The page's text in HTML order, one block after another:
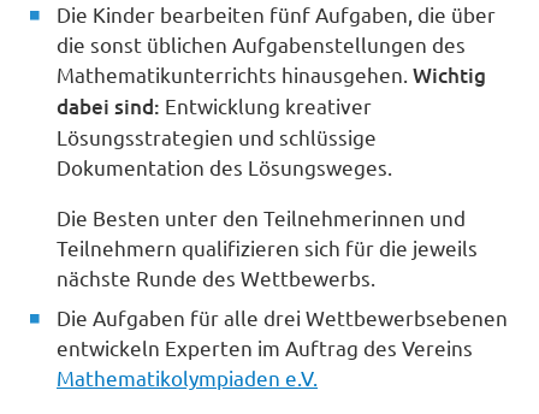
Die Kinder bearbeiten fünf Aufgaben, die über
die sonst üblichen Aufgabenstellungen des
Mathematikunterrichts hinausgehen.Wichtig
dabei sind: Entwicklung kreativer
Lösungsstrategien und schlüssige
Dokumentation des Lösungsweges.
Die Besten unter den Teilnehmerinnen und
Teilnehmern qualifizieren sich für die jeweils
nächste Runde des Wettbewerbs.
Die Aufgaben für alle drei Wettbewerbsebenen
entwickeln Experten im Auftrag des Vereins
Mathematikolympiaden e.V.